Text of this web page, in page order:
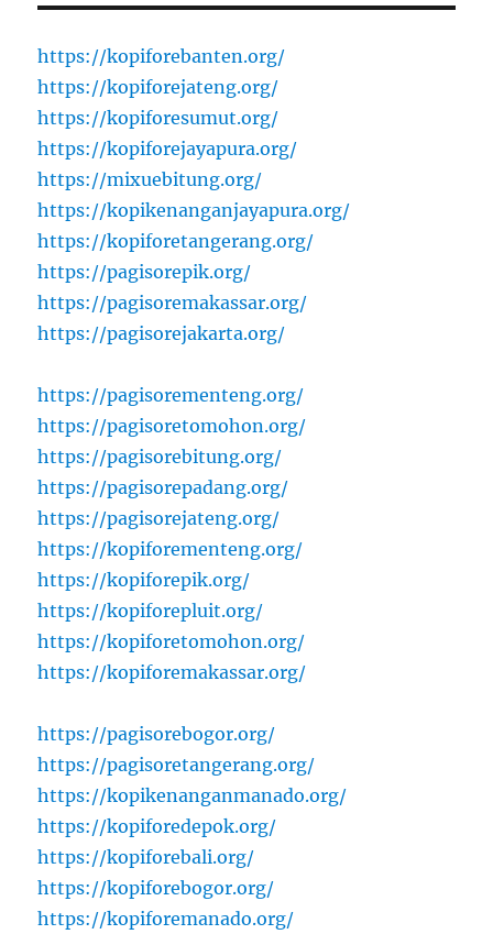
https://kopiforebanten.org/
https://kopiforejateng.org/
https://kopiforesumut.org/
https://kopiforejayapura.org/
https://mixuebitung.org/
https://kopikenanganjayapura.org/
https://kopiforetangerang.org/
https://pagisorepik.org/
https://pagisoremakassar.org/
https://pagisorejakarta.org/
https://pagisorementeng.org/
https://pagisoretomohon.org/
https://pagisorebitung.org/
https://pagisorepadang.org/
https://pagisorejateng.org/
https://kopiforementeng.org/
https://kopiforepik.org/
https://kopiforepluit.org/
https://kopiforetomohon.org/
https://kopiforemakassar.org/
https://pagisorebogor.org/
https://pagisoretangerang.org/
https://kopikenanganmanado.org/
https://kopiforedepok.org/
https://kopiforebali.org/
https://kopiforebogor.org/
https://kopiforemanado.org/